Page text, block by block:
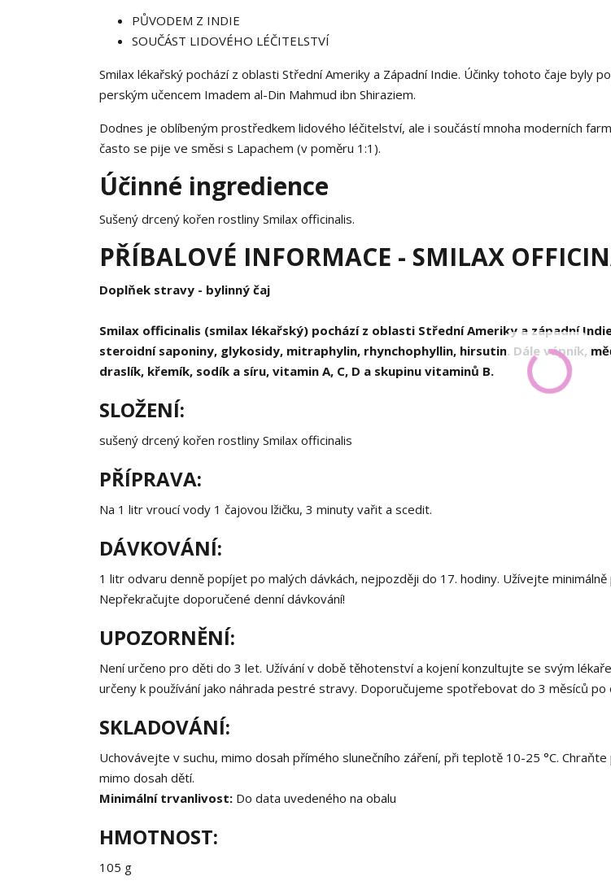
PŮVODEM Z INDIE
SOUČÁST LIDOVÉHO LÉČITELSTVÍ
Smilax lékařský pochází z oblasti Střední Ameriky a Západní Indie. Účinky tohoto čaje byly
perským učencem Imadem al-Din Mahmud ibn Shiraziem.
Dodnes je oblíbeným prostředkem lidového léčitelství, ale i součástí mnoha moderních
často se pije ve směsi s Lapachem (v poměru 1:1).
Účinné ingredience
Sušený drcený kořen rostliny Smilax officinalis.
PŘÍBALOVÉ INFORMACE - SMILAX
Doplňek stravy - bylinný čaj
Smilax officinalis (smilax lékařský) pochází z oblasti Střední Ameriky a západní
steroidní saponiny, glykosidy, mitraphylin, rhynchophyllin, hirsutin. Dále vápník,
draslík, křemík, sodík a síru, vitamin A, C, D a skupinu vitaminů B.
SLOŽENÍ:
sušený drcený kořen rostliny Smilax officinalis
PŘÍPRAVA:
Na 1 litr vroucí vody 1 čajovou lžičku, 3 minuty vařit a scedit.
DÁVKOVÁNÍ:
1 litr odvaru denně popíjet po malých dávkách, nejpozději do 17. hodiny. Užívejte minimálně
Nepřekračujte doporučené denní dávkování!
UPOZORNĚNÍ:
Není určeno pro děti do 3 let. Užívání v době těhotenství a kojení konzultujte se svým
určeny k používání jako náhrada pestré stravy. Doporučujeme spotřebovat do 3 měsíců po
SKLADOVÁNÍ:
Uchovávejte v suchu, mimo dosah přímého slunečního záření, při teplotě 10-25 °C.
mimo dosah dětí.
Minimální trvanlivost: Do data uvedeného na obalu
HMOTNOST:
105 g